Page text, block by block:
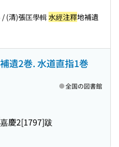
/ (清)張匡學輯水經注釋地補遺
遺2巻. 水道直指1巻
嘉慶2[1797]跋
全国の図書館